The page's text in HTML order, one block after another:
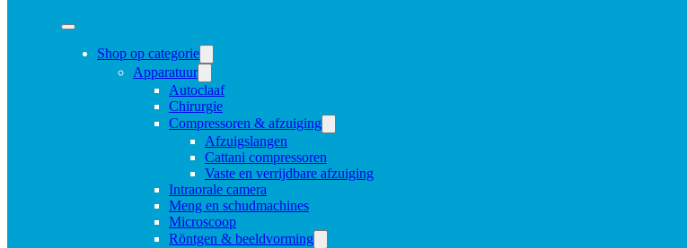
Shop op categorie
Apparatuur
Autoclaaf
Chirurgie
Compressoren & afzuiging
Afzuigslangen
Cattani compressoren
Vaste en verrijdbare afzuiging
Intraorale camera
Meng en schudmachines
Microscoop
Röntgen & beeldvorming